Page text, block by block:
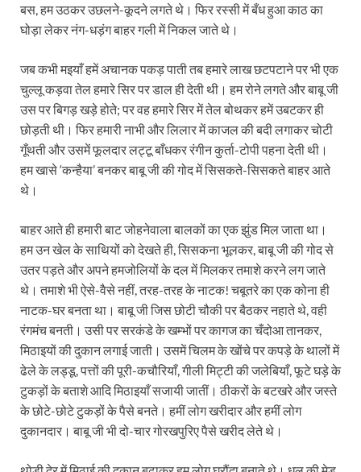
बस, हम उठकर उछलने-कूदने लगते थे। फिर रस्सी में बँध हुआ काठ का
घोड़ा लेकर नंग-धड़ंग बाहर गली में निकल जाते थे।
जब कभी मइयाँ हमें अचानक पकड़ पाती तब हमारे लाख छटपटाने पर भी एक
चुल्लू कड़वा तेल हमारे सिर पर डाल ही देती थी। हम रोने लगते और बाबू जी
उस पर बिगड़ खड़े होते; पर वह हमारे सिर में तेल बोथकर हमें उबटकर ही
छोड़ती थी। फिर हमारी नाभी और लिलार में काजल की बदी लगाकर चोटी
गूँथती और उसमें फूलदार लट्टू बाँधकर रंगीन कुर्ता-टोपी पहना देती थी।
हम खासे ‘कन्हैया’ बनकर बाबू जी की गोद में सिसकते-सिसकते बाहर आते
थे।
बाहर आते ही हमारी बाट जोहनेवाला बालकों का एक झुंड मिल जाता था।
हम उन खेल के साथियों को देखते ही, सिसकना भूलकर, बाबू जी की गोद से
उतर पड़ते और अपने हमजोलियों के दल में मिलकर तमाशे करने लग जाते
थे। तमाशे भी ऐसे-वैसे नहीं, तरह-तरह के नाटक! चबूतरे का एक कोना ही
नाटक-घर बनता था। बाबू जी जिस छोटी चौकी पर बैठकर नहाते थे, वही
रंगमंच बनती। उसी पर सरकंडे के खम्भों पर कागज का चँदोआ तानकर,
मिठाइयों की दुकान लगाई जाती। उसमें चिलम के खोंचे पर कपड़े के थालों में
ढेले के लड्डू, पत्तों की पूरी-कचौरियाँ, गीली मिट्टी की जलेबियाँ, फूटे घड़े के
टुकड़ों के बताशे आदि मिठाइयाँ सजायी जातीं। ठीकरों के बटखरे और जस्ते
के छोटे-छोटे टुकड़ों के पैसे बनते। हमीं लोग खरीदार और हमीं लोग
दुकानदार। बाबू जी भी दो-चार गोरखपुरिए पैसे खरीद लेते थे।